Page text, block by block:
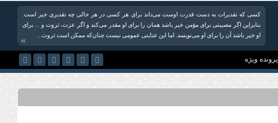
کسی که تقدیرات به دست قدرت اوست می‌داند برای هر کسی در هر حالی چه تقدیری خیر است.
بنابراین اگر مصیبتی برای مؤمن خیر باشد همان را برای او مقدر می‌کند و اگر عزت، ثروت و ... برای
او خیر باشد آن را برای او می‌نویسد. اما این عنایتی عمومی نیست چنان‌که ممکن است ثروت...
»
پرونده ویژه